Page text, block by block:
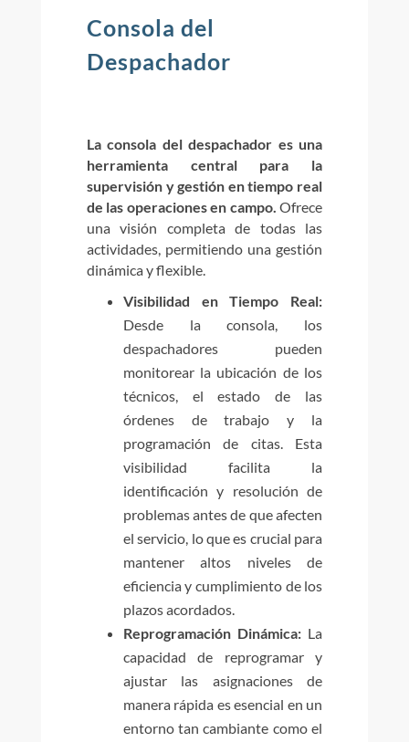
Consola del
Despachador
La consola del despachador es una
herramienta central para la
supervisión y gestión en tiempo real
de las operaciones en campo. Ofrece
una visión completa de todas las
actividades, permitiendo una gestión
dinámica y flexible.
Visibilidad en Tiempo Real:
Desde la consola, los
despachadores pueden
monitorear la ubicación de los
técnicos, el estado de las
órdenes de trabajo y la
programación de citas. Esta
visibilidad facilita la
identificación y resolución de
problemas antes de que afecten
el servicio, lo que es crucial para
mantener altos niveles de
eficiencia y cumplimiento de los
plazos acordados.
Reprogramación Dinámica:La
capacidad de reprogramar y
ajustar las asignaciones de
manera rápida es esencial en un
entorno tan cambiante como el